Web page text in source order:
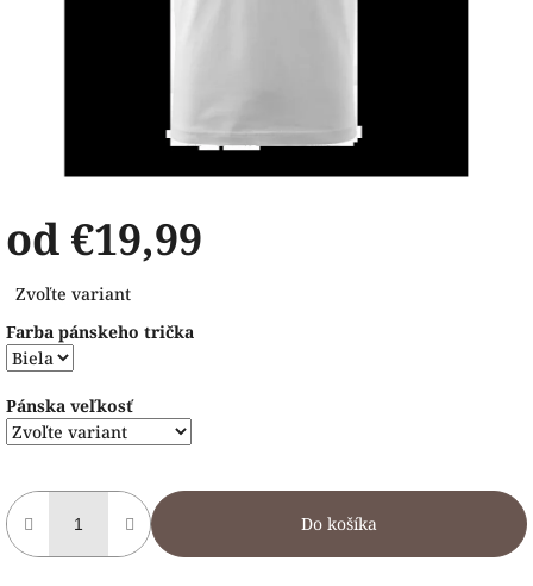
od €19,99
cena:
Zvoľte variant
Farba pánskeho trička
Pánska veľkosť
Do košíka